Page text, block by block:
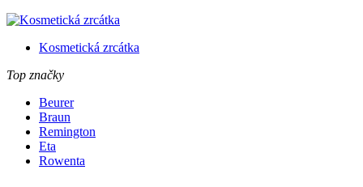
Kosmetická zrcátka
Top značky
Beurer
Braun
Remington
Eta
Rowenta